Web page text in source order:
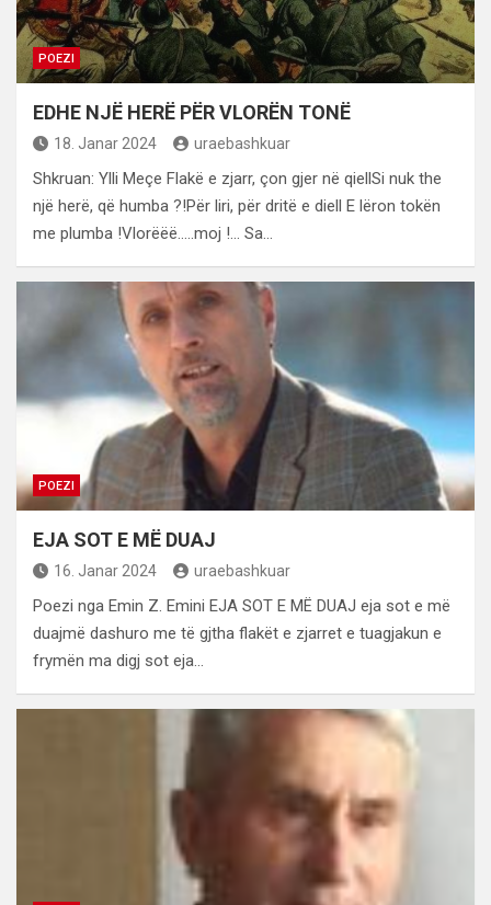
POEZI
EDHE NJË HERË PËR VLORËN TONË
18. Janar 2024 uraebashkuar
Shkruan: Ylli Meçe Flakë e zjarr, çon gjer në qiellSi nuk the
një herë, që humba ?!Për liri, për dritë e diell E lëron tokën
me plumba !Vlorëëë…..moj !… Sa…
POEZI
EJA SOT E MË DUAJ
16. Janar 2024 uraebashkuar
Poezi nga Emin Z. Emini EJA SOT E MË DUAJ eja sot e më
duajmë dashuro me të gjtha flakët e zjarret e tuagjakun e
frymën ma digj sot eja…